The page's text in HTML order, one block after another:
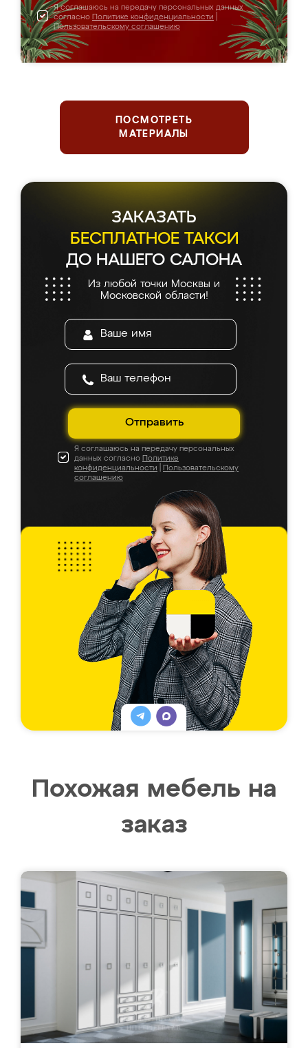
Я соглашаюсь на передачу персональных данных
согласно Политике конфиденциальности
Пользовательскому соглашению
ПОСМОТРЕТЬ
МАТЕРИАЛЫ
ЗАКАЗАТЬ
БЕСПЛАТНОЕ ТАКСИ
ДО НАШЕГО САЛОНА
Из любой точки Москвы и
Московской области!
Отправить
Я соглашаюсь на передачу персональных
данных согласно Политике
конфиденциальности
Пользовательскому
соглашению
Похожая мебель на
заказ